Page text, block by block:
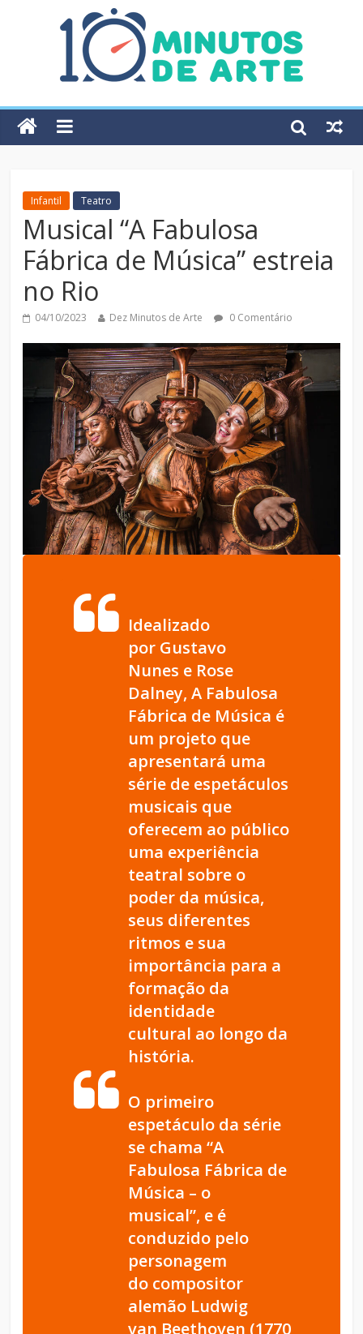
Infantil Teatro
Musical “A Fabulosa
Fábrica de Música” estreia
no Rio
04/10/2023 Dez Minutos de Arte 0 Comentário
Idealizado
por Gustavo
Nunes e Rose
Dalney, A Fabulosa
Fábrica de Música é
um projeto que
apresentará uma
série de espetáculos
musicais que
oferecem ao público
uma experiência
teatral sobre o
poder da música,
seus diferentes
ritmos e sua
importância para a
formação da
identidade
cultural ao longo da
história.
O primeiro
espetáculo da série
se chama “A
Fabulosa Fábrica de
Música – o
musical”, e é
conduzido pelo
personagem
do compositor
alemão Ludwig
van Beethoven (1770